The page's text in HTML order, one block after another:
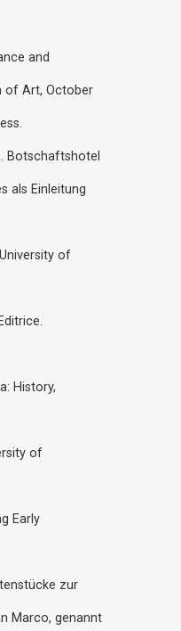
and
of Art, October
Botschaftshotel
als Einleitung
of
History,
of
Early
zur
Marco, genannt